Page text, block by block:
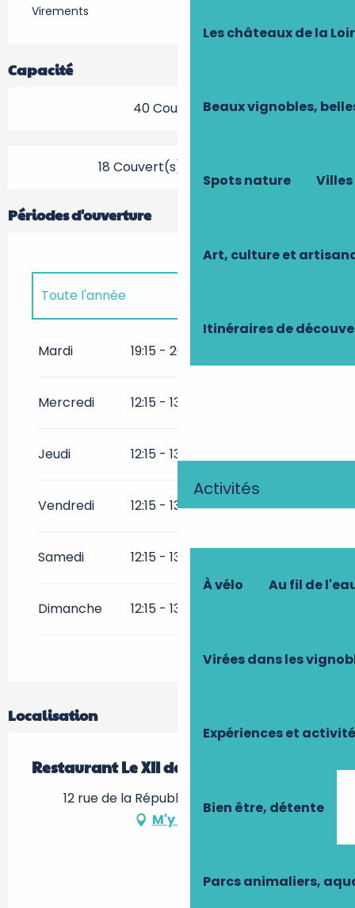
Les châteaux de la
Beaux vignobles,
Spots nature
Art, culture et
Itinéraires de
Activités
À vélo Au fil de
Virées dans les
Expériences et
Bien être, détente
Parcs animaliers,
Virements
Capacité
40 Couvert(s)
18 Couvert(s) en terrasse
Périodes d'ouverture
Toute l'année
Toute l'année 2027
Mardi 19:15 - 20:30
Mercredi 12:15 - 13:15
Jeudi 12:15 - 13:15
Vendredi 12:15 - 13:15 19:15 - 20:30
Samedi 12:15 - 13:15
Dimanche 12:15 - 13:15
Localisation
Restaurant Le XII de Luynes
12 rue de la République, 37230 Luynes
M'y rendre